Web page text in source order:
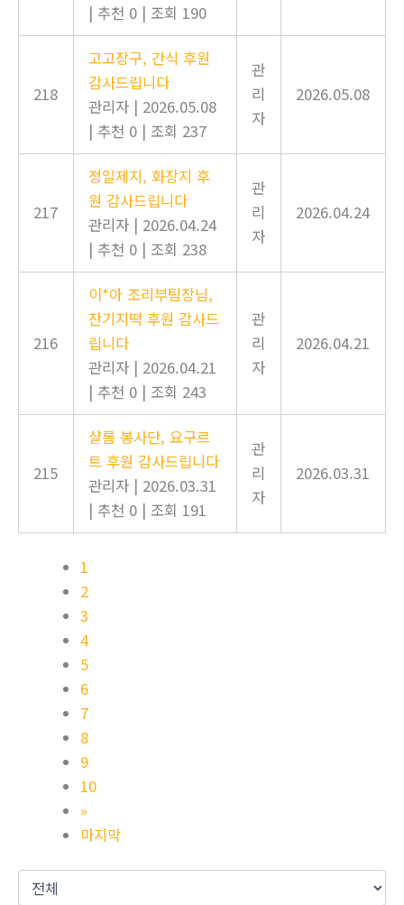
| 추천 0 | 조회 190
218
고고장구, 간식 후원
감사드립니다
관리자 | 2026.05.08
| 추천 0 | 조회 237
관
리
자
2026.05.08
217
정일제지, 화장지 후
원 감사드립니다
관리자 | 2026.04.24
| 추천 0 | 조회 238
관
리
자
2026.04.24
216
이*아 조리부팀장님,
잔기지떡 후원 감사드
립니다
관리자 | 2026.04.21
| 추천 0 | 조회 243
관
리
자
2026.04.21
215
샬롬 봉사단, 요구르
트 후원 감사드립니다
관리자 | 2026.03.31
| 추천 0 | 조회 191
관
리
자
2026.03.31
1
2
3
4
5
6
7
8
9
10
»
마지막